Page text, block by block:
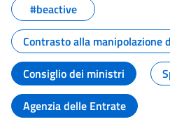
#beactive
Contrasto alla
Consiglio dei ministri
Agenzia delle Entrate